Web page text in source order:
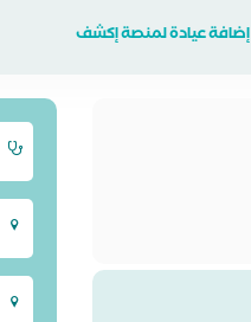
إضافة عيادة لمنصة إكشف